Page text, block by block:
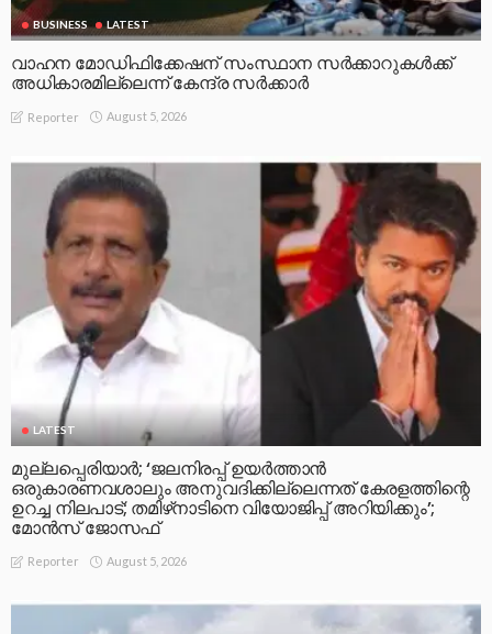
BUSINESS LATEST
വാഹന മോഡിഫിക്കേഷന് സംസ്ഥാന സർക്കാറുകൾക്ക്
അധികാരമില്ലെന്ന് കേന്ദ്ര സർക്കാർ
Reporter August 5, 2026
LATEST
മുല്ലപ്പെരിയാര്‍; ‘ജലനിരപ്പ് ഉയര്‍ത്താന്‍
ഒരുകാരണവശാലും അനുവദിക്കില്ലെന്നത് കേരളത്തിന്റെ
ഉറച്ച നിലപാട്; തമിഴ്‌നാടിനെ വിയോജിപ്പ് അറിയിക്കും’;
മോന്‍സ് ജോസഫ്
Reporter August 5, 2026